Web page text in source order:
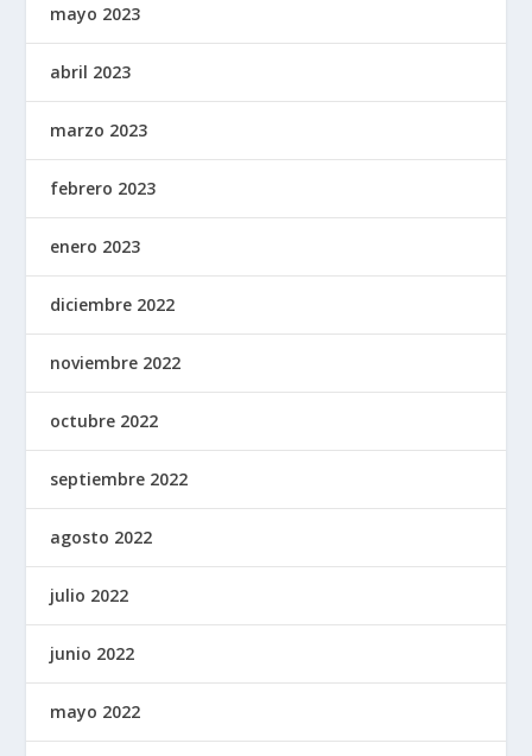
mayo 2023
abril 2023
marzo 2023
febrero 2023
enero 2023
diciembre 2022
noviembre 2022
octubre 2022
septiembre 2022
agosto 2022
julio 2022
junio 2022
mayo 2022